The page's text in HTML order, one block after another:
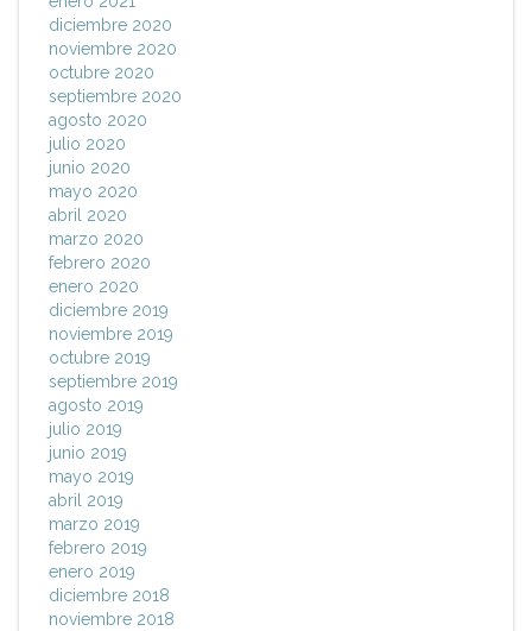
diciembre 2020
noviembre 2020
octubre 2020
septiembre 2020
agosto 2020
julio 2020
junio 2020
mayo 2020
abril 2020
marzo 2020
febrero 2020
enero 2020
diciembre 2019
noviembre 2019
octubre 2019
septiembre 2019
agosto 2019
julio 2019
junio 2019
mayo 2019
abril 2019
marzo 2019
febrero 2019
enero 2019
diciembre 2018
noviembre 2018